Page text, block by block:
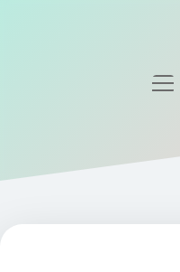
Gizlilik Politikası
Yasal Uyarı